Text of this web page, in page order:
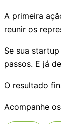
A primeira
reunir os
Se sua
passos. E já
O resultado
Acompanhe